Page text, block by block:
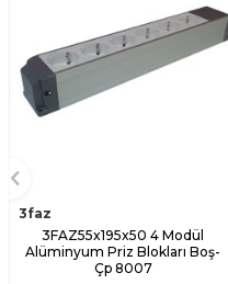
3faz
3FAZ55x195x50 4 Modül
Alüminyum Priz Blokları Boş-
Çp 8007